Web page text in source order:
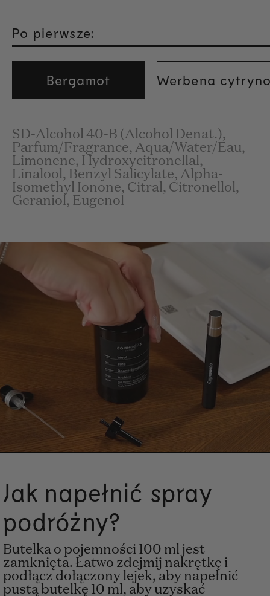
Po pierwsze:
Bergamot Werbena
SD-Alcohol 40-B (Alcohol Denat.),
Parfum/Fragrance, Aqua/Water/Eau,
Limonene, Hydroxycitronellal,
Linalool, Benzyl Salicylate, Alpha-
Isomethyl Ionone, Citral, Citronellol,
Geraniol, Eugenol
Unmute
Jak napełnić spray
podróżny?
Butelka o pojemności 100 ml jest
zamknięta. Łatwo zdejmij nakrętkę i
podłącz dołączony lejek, aby napełnić
pustą butelkę 10 ml, aby uzyskać